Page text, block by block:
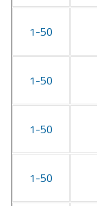
1-50
1-50
1-50
1-50